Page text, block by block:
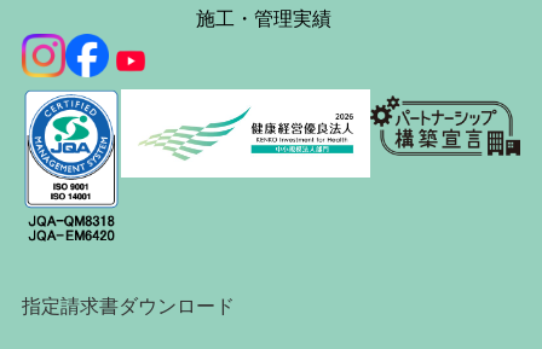
施工・管理実績
指定請求書ダウンロード